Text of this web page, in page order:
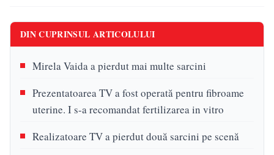
DIN CUPRINSUL ARTICOLULUI
Mirela Vaida a pierdut mai multe sarcini
Prezentatoarea TV a fost operată pentru fibroame
uterine. I s-a recomandat fertilizarea in vitro
Realizatoare TV a pierdut două sarcini pe scenă